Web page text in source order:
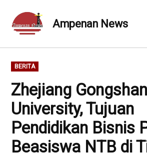
content
Ampenan News
POSTED
IN
BERITA
Zhejiang
University, Tujuan
Pendidikan Bisnis
Beasiswa NTB di